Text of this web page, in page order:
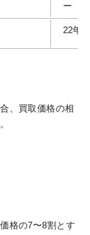
ー
22年
、買取価格の相
格の7〜8割とす